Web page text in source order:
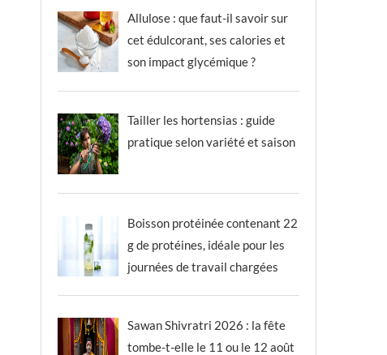
Allulose : que faut-il savoir sur
cet édulcorant, ses calories et
son impact glycémique ?
Tailler les hortensias : guide
pratique selon variété et saison
Boisson protéinée contenant 22
g de protéines, idéale pour les
journées de travail chargées
Sawan Shivratri 2026 : la fête
tombe-t-elle le 11 ou le 12 août